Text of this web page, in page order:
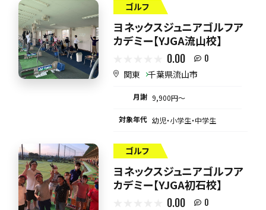
ゴルフ
ヨネックスジュニアゴルフア
カデミー【YJGA流山校】
0.00 0
関東 千葉県流山市
月謝 9,900円〜
対象年代 幼児・小学生・中学生
ゴルフ
ヨネックスジュニアゴルフア
カデミー【YJGA初石校】
0.00 0